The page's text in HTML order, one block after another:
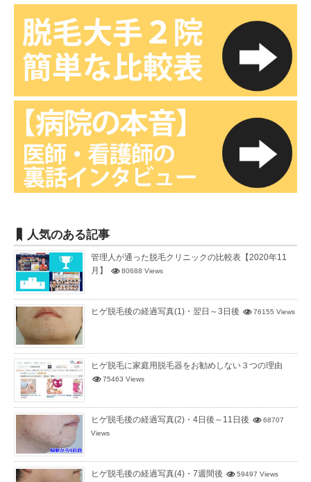
人気のある記事
管理人が通った脱毛クリニックの比較表【2020年11
月】
80688 Views
ヒゲ脱毛後の経過写真(1)・翌日～3日後 76155 Views
ヒゲ脱毛に家庭用脱毛器をお勧めしない３つの理由
75463 Views
ヒゲ脱毛後の経過写真(2)・4日後～11日後
68707
Views
ヒゲ脱毛後の経過写真(4)・7週間後 59497 Views